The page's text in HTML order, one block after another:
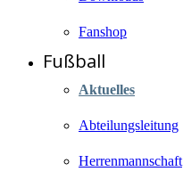
Fanshop
Fußball
Aktuelles
Abteilungsleitung
Herrenmannschaft